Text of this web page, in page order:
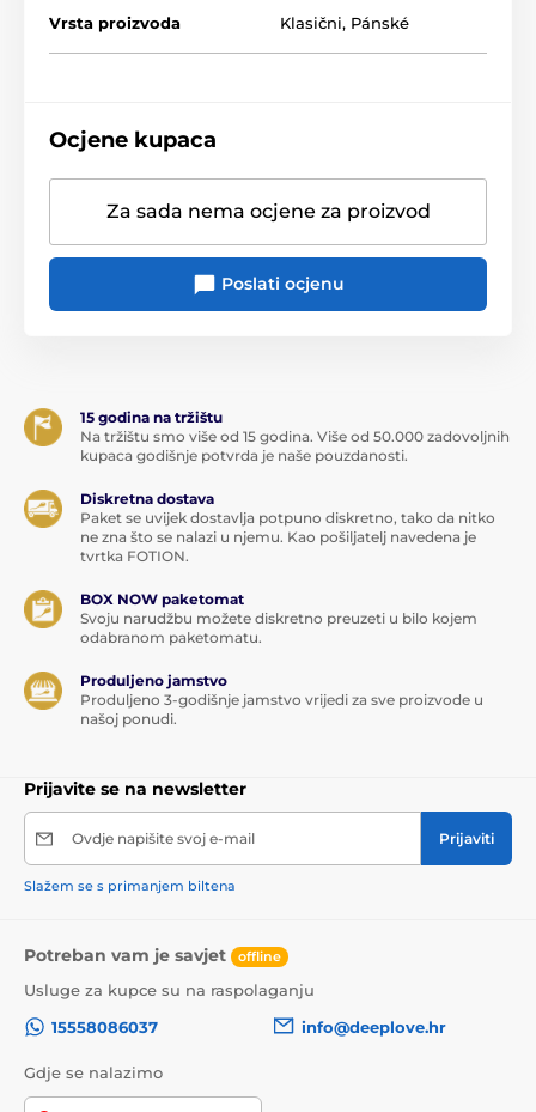
Vrsta proizvoda Klasični, Pánské
Ocjene kupaca
Za sada nema ocjene za proizvod
Poslati ocjenu
15 godina na tržištu
Na tržištu smo više od 15 godina. Više od 50.000 zadovoljnih
kupaca godišnje potvrda je naše pouzdanosti.
Diskretna dostava
Paket se uvijek dostavlja potpuno diskretno, tako da nitko
ne zna što se nalazi u njemu. Kao pošiljatelj navedena je
tvrtka FOTION.
BOX NOW paketomat
Svoju narudžbu možete diskretno preuzeti u bilo kojem
odabranom paketomatu.
Produljeno jamstvo
Produljeno 3-godišnje jamstvo vrijedi za sve proizvode u
našoj ponudi.
Prijavite se na newsletter
Ovdje napišite svoj e-mail Prijaviti
Slažem se s primanjem biltena
Potreban vam je savjet offline
Usluge za kupce su na raspolaganju
15558086037
info@deeplove.hr
Gdje se nalazimo